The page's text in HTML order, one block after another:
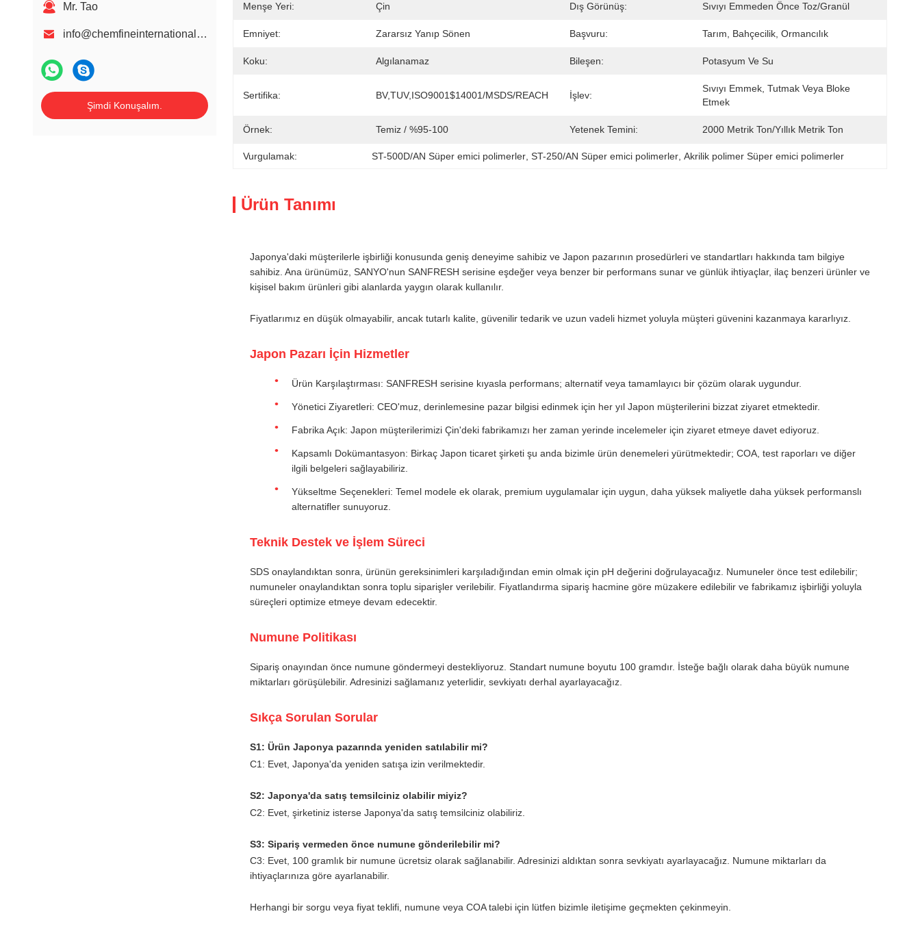
Mr. Tao
info@chemfineinternational.com
Şimdi Konuşalım.
Menşe Yeri: Çin Dış Görünüş: Sıvıyı Emmeden Önce Toz/Granül
Emniyet: Zararsız Yanıp Sönen Başvuru: Tarım, Bahçecilik, Ormancılık
Koku: Algılanamaz Bileşen: Potasyum Ve Su
Sertifika: BV,TUV,ISO9001$14001/MSDS/REACH İşlev:
Sıvıyı Emmek, Tutmak Veya Bloke
Etmek
Örnek: Temiz / %95-100 Yetenek Temini: 2000 Metrik Ton/Yıllık Metrik Ton
Vurgulamak: ST-500D/AN Süper emici polimerler , ST-250/AN Süper emici polimerler , Akrilik polimer Süper emici polimerler
Ürün Tanımı
Japonya'daki müşterilerle işbirliği konusunda geniş deneyime sahibiz ve Japon pazarının prosedürleri ve standartları hakkında tam bilgiye
sahibiz. Ana ürünümüz, SANYO'nun SANFRESH serisine eşdeğer veya benzer bir performans sunar ve günlük ihtiyaçlar, ilaç benzeri ürünler ve
kişisel bakım ürünleri gibi alanlarda yaygın olarak kullanılır.
Fiyatlarımız en düşük olmayabilir, ancak tutarlı kalite, güvenilir tedarik ve uzun vadeli hizmet yoluyla müşteri güvenini kazanmaya kararlıyız.
Japon Pazarı İçin Hizmetler
Ürün Karşılaştırması: SANFRESH serisine kıyasla performans; alternatif veya tamamlayıcı bir çözüm olarak uygundur.
Yönetici Ziyaretleri: CEO'muz, derinlemesine pazar bilgisi edinmek için her yıl Japon müşterilerini bizzat ziyaret etmektedir.
Fabrika Açık: Japon müşterilerimizi Çin'deki fabrikamızı her zaman yerinde incelemeler için ziyaret etmeye davet ediyoruz.
Kapsamlı Dokümantasyon: Birkaç Japon ticaret şirketi şu anda bizimle ürün denemeleri yürütmektedir; COA, test raporları ve diğer
ilgili belgeleri sağlayabiliriz.
Yükseltme Seçenekleri: Temel modele ek olarak, premium uygulamalar için uygun, daha yüksek maliyetle daha yüksek performanslı
alternatifler sunuyoruz.
Teknik Destek ve İşlem Süreci
SDS onaylandıktan sonra, ürünün gereksinimleri karşıladığından emin olmak için pH değerini doğrulayacağız. Numuneler önce test edilebilir;
numuneler onaylandıktan sonra toplu siparişler verilebilir. Fiyatlandırma sipariş hacmine göre müzakere edilebilir ve fabrikamız işbirliği yoluyla
süreçleri optimize etmeye devam edecektir.
Numune Politikası
Sipariş onayından önce numune göndermeyi destekliyoruz. Standart numune boyutu 100 gramdır. İsteğe bağlı olarak daha büyük numune
miktarları görüşülebilir. Adresinizi sağlamanız yeterlidir, sevkiyatı derhal ayarlayacağız.
Sıkça Sorulan Sorular
S1: Ürün Japonya pazarında yeniden satılabilir mi?
C1: Evet, Japonya'da yeniden satışa izin verilmektedir.
S2: Japonya'da satış temsilciniz olabilir miyiz?
C2: Evet, şirketiniz isterse Japonya'da satış temsilciniz olabiliriz.
S3: Sipariş vermeden önce numune gönderilebilir mi?
C3: Evet, 100 gramlık bir numune ücretsiz olarak sağlanabilir. Adresinizi aldıktan sonra sevkiyatı ayarlayacağız. Numune miktarları da
ihtiyaçlarınıza göre ayarlanabilir.
Herhangi bir sorgu veya fiyat teklifi, numune veya COA talebi için lütfen bizimle iletişime geçmekten çekinmeyin.